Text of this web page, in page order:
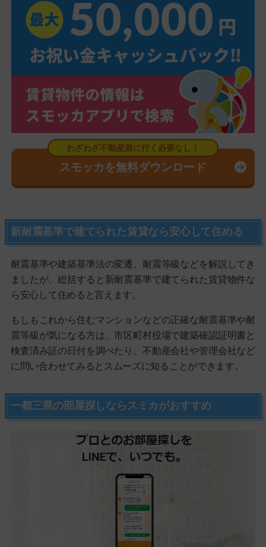
スモッカを無料ダウンロード
新耐震基準で建てられた賃貸なら安心して住める
耐震基準や建築基準法の変遷、耐震等級などを解説してき
ましたが、総括すると新耐震基準で建てられた賃貸物件な
ら安心して住めると言えます。
もしもこれから住むマンションなどの正確な耐震基準や耐
震等級が気になる方は、市区町村役場で建築確認証明書と
検査済み証の日付を調べたり、不動産会社や管理会社など
に問い合わせてみるとスムーズに知ることができます。
一都三県の部屋探しならスミカがおすすめ